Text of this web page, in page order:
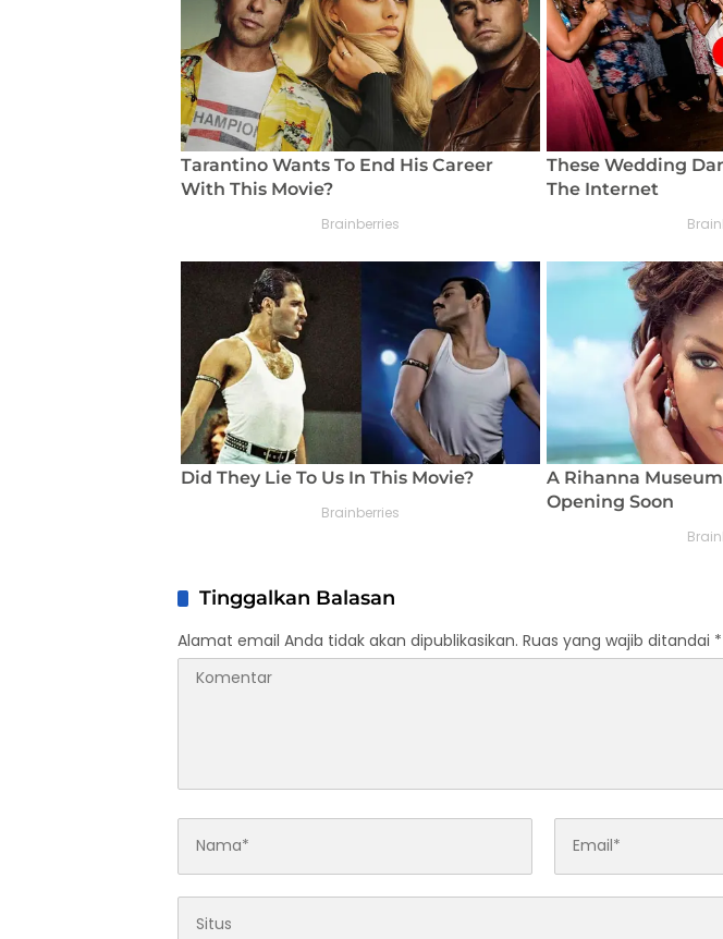
Tinggalkan Balasan
Alamat email Anda tidak akan dipublikasikan. Ruas yang wajib ditandai *